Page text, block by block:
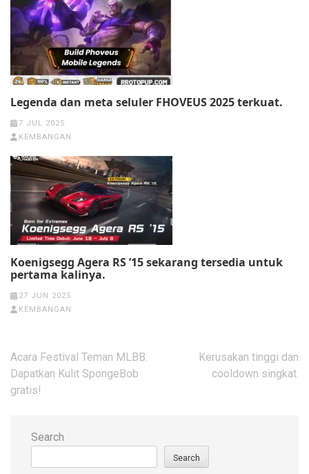
Legenda dan meta seluler FHOVEUS 2025 terkuat.
7 JUL 2025
KEMBANGAN
Koenigsegg Agera RS ’15 sekarang tersedia untuk
pertama kalinya.
27 JUN 2025
KEMBANGAN
Post
navigation
Acara Festival Teman MLBB.
Dapatkan Kulit SpongeBob
gratis!
Kerusakan tinggi dan
cooldown singkat.
Search
Search